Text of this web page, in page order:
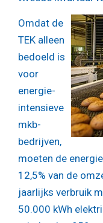
Omdat de
TEK alleen
bedoeld is
voor
energie-
intensieve
mkb-
bedrijven,
moeten de
12,5% van de
jaarlijks verbruik
50.000 kWh